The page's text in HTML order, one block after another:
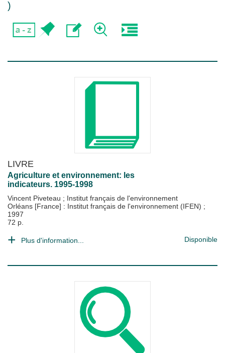
)
LIVRE
Agriculture et environnement: les
indicateurs. 1995-1998
Vincent Piveteau ; Institut français de l'environnement
Orléans [France] : Institut français de l'environnement (IFEN) ;
1997
72 p.
Plus d'information... Disponible